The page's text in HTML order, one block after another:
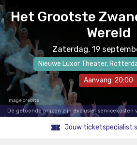
Het Grootste
Wereld
Zaterdag, 19
Nieuwe Luxor Theater,
Aanvang: 20:00
Image credits
De getoonde prijzen zijn exclusief servicekosten
Jouw ticketspecialist